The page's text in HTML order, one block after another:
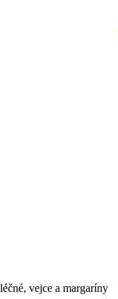
vejce a margaríny